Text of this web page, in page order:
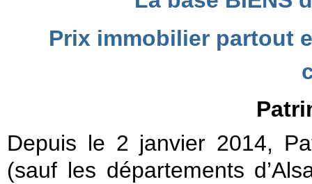
Prix immobilier partout
Depuis le 2 janvier 2014,
(sauf les départements